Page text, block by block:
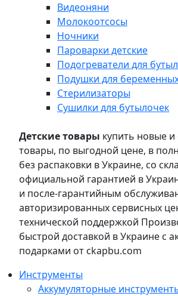
Видеоняни
Молокоотсосы
Ночники
Пароварки детские
Подогреватели для
Подушки для
Стерилизаторы
Сушилки для бутылочек
Детские товары купить новые
товары, по выгодной цене, в
без распаковки в Украине, со
официальной гарантией в
и после-гарантийным
авторизированных сервисных
технической поддержкой
быстрой доставкой в Украине с
подарками от ckapbu.com
Инструменты
Аккумуляторные